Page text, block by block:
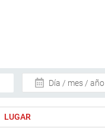
Día / mes / año
LUGAR